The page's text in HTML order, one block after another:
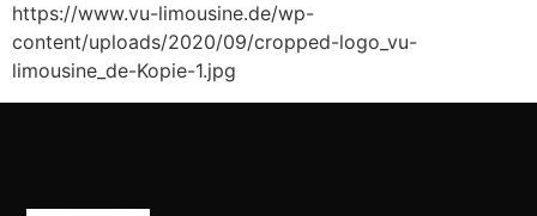
https://www.vu-limousine.de/wp-
content/uploads/2020/09/cropped-logo_vu-
limousine_de-Kopie-1.jpg